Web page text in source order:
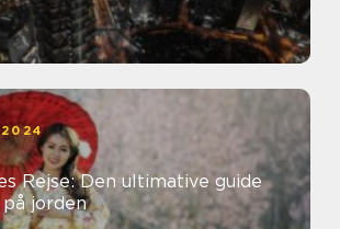
Rejse: Den ultimative guide
jorden